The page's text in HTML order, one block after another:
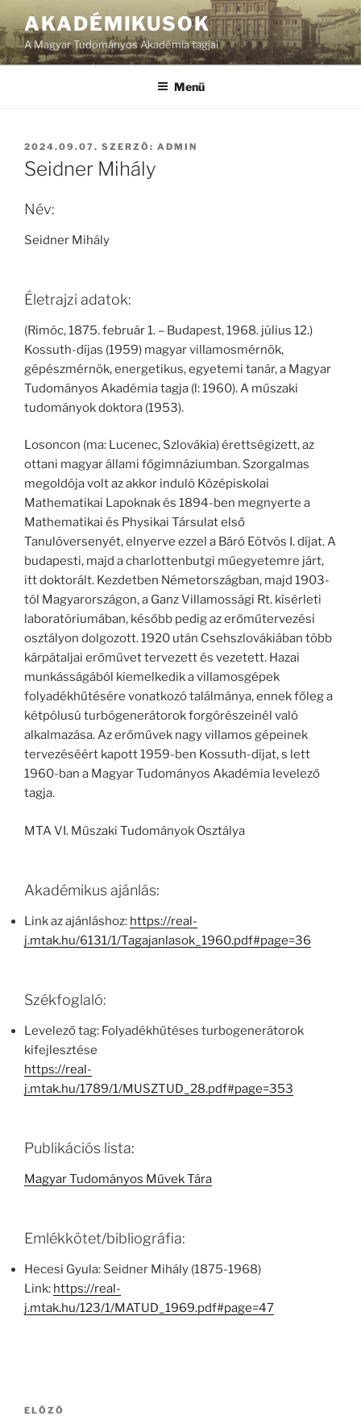
AKADÉMIKUSOK
A Magyar Tudományos Akadémia tagjai
Menü
BEKÜLDVE:
2024.09.07. SZERZŐ: ADMIN
Seidner Mihály
Név:
Seidner Mihály
Életrajzi adatok:
(Rimóc, 1875. február 1. – Budapest, 1968. július 12.)
Kossuth-díjas (1959) magyar villamosmérnök,
gépészmérnök, energetikus, egyetemi tanár, a Magyar
Tudományos Akadémia tagja (l: 1960). A műszaki
tudományok doktora (1953).
Losoncon (ma: Lucenec, Szlovákia) érettségizett, az
ottani magyar állami főgimnáziumban. Szorgalmas
megoldója volt az akkor induló Középiskolai
Mathematikai Lapoknak és 1894-ben megnyerte a
Mathematikai és Physikai Társulat első
Tanulóversenyét, elnyerve ezzel a Báró Eötvös I. díjat. A
budapesti, majd a charlottenbutgi műegyetemre járt,
itt doktorált. Kezdetben Németországban, majd 1903-
tól Magyarországon, a Ganz Villamossági Rt. kísérleti
laboratóriumában, később pedig az erőműtervezési
osztályon dolgozott. 1920 után Csehszlovákiában több
kárpátaljai erőművet tervezett és vezetett. Hazai
munkásságából kiemelkedik a villamosgépek
folyadékhűtésére vonatkozó találmánya, ennek főleg a
kétpólusú turbógenerátorok forgórészeinél való
alkalmazása. Az erőművek nagy villamos gépeinek
tervezéséért kapott 1959-ben Kossuth-díjat, s lett
1960-ban a Magyar Tudományos Akadémia levelező
tagja.
MTA VI. Műszaki Tudományok Osztálya
Akadémikus ajánlás:
Link az ajánláshoz: https://real-
j.mtak.hu/6131/1/Tagajanlasok_1960.pdf#page=36
Székfoglaló:
Levelező tag: Folyadékhűtéses turbogenerátorok
kifejlesztése
https://real-
j.mtak.hu/1789/1/MUSZTUD_28.pdf#page=353
Publikációs lista:
Magyar Tudományos Művek Tára
Emlékkötet/bibliográfia:
Hecesi Gyula: Seidner Mihály (1875-1968)
Link: https://real-
j.mtak.hu/123/1/MATUD_1969.pdf#page=47
Bejegyzés
Korábbi
ELŐZŐ